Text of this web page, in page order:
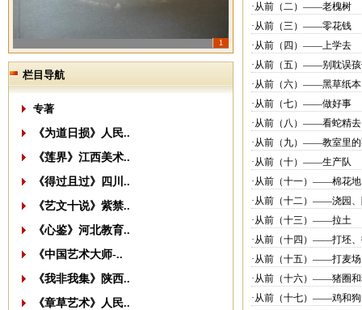
1
栏目导航
专著
《为道日损》人民..
《莲界》江西美术..
《得过且过》四川..
《艺文十说》紫禁..
《心鉴》河北教育..
《中国艺术大师-..
《我非我集》陕西..
《章草艺术》人民..
·从前（二）——老槐树
·从前（三）——零花钱
·从前（四）——上学去
·从前（五）——别耽误
·从前（六）——黑草纸
·从前（七）——做好事
·从前（八）——看蛇精去
·从前（九）——教室里
·从前（十）——生产队
·从前（十一）——棉花地
·从前（十二）——浇园
·从前（十三）——拉土
·从前（十四）——打坯
·从前（十五）——打麦场
·从前（十六）——猪圈
·从前（十七）——鸡和狗